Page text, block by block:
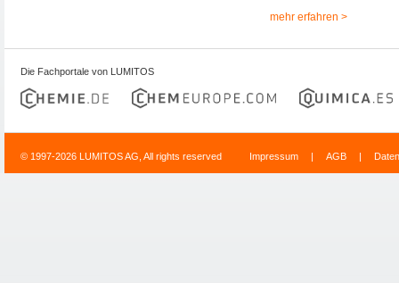
mehr erfahren >
Die Fachportale von LUMITOS
© 1997-2026 LUMITOS AG, All rights reserved Impressum | AGB |